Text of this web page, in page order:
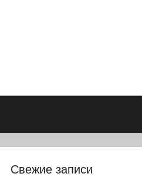
Свежие записи